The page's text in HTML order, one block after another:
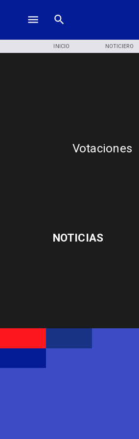
INICIO NOTICIERO
Votaciones
NOTICIAS